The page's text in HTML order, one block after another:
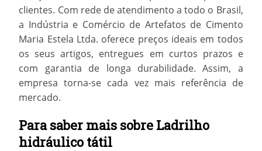
clientes. Com rede de atendimento a todo o Brasil,
a Indústria e Comércio de Artefatos de Cimento
Maria Estela Ltda. oferece preços ideais em todos
os seus artigos, entregues em curtos prazos e
com garantia de longa durabilidade. Assim, a
empresa torna-se cada vez mais referência de
mercado.
Para saber mais sobre Ladrilho
hidráulico tátil